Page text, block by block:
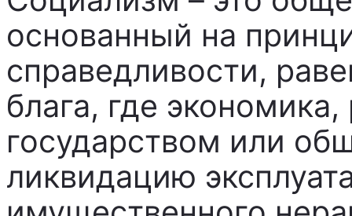
основанный на
справедливости,
блага, где
государством или
ликвидацию